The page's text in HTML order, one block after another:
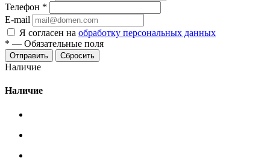
Телефон *
E-mail
Я согласен на обработку персональных данных
* — Обязательные поля
Сбросить
Наличие
Наличие